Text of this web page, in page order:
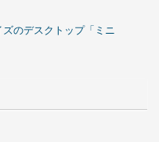
のデスクトップ「ミニ